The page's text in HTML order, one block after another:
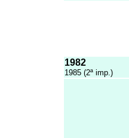
1982
1985 (2ª imp.)